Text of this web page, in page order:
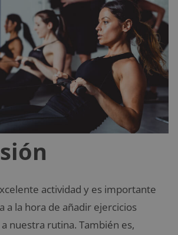
actividad y es importante
a la hora de añadir ejercicios
nuestra rutina. También es,